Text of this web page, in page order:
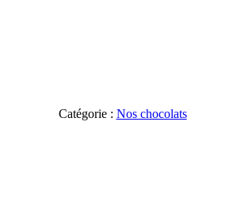
Catégorie : Nos chocolats